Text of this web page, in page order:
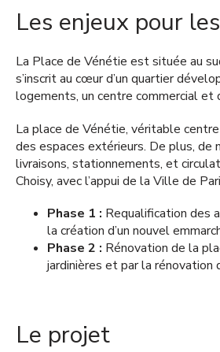
Les enjeux pour
La Place de Vénétie est située au
s’inscrit au cœur d’un quartier
logements, un centre commercial et
La place de Vénétie, véritable
des espaces extérieurs. De plus,
livraisons, stationnements, et
Choisy, avec l’appui de la Ville de
Phase 1 : Requalification des
la création d’un nouvel
Phase 2 : Rénovation de la
jardinières et par la rénovation
Le projet